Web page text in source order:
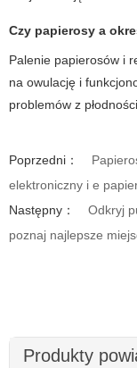
Czy papierosy a
Palenie papierosów i
na owulację i
problemów z
Poprzedni：
elektroniczny i e
Następny：
Odkryj
poznaj najlepsze
Produkty